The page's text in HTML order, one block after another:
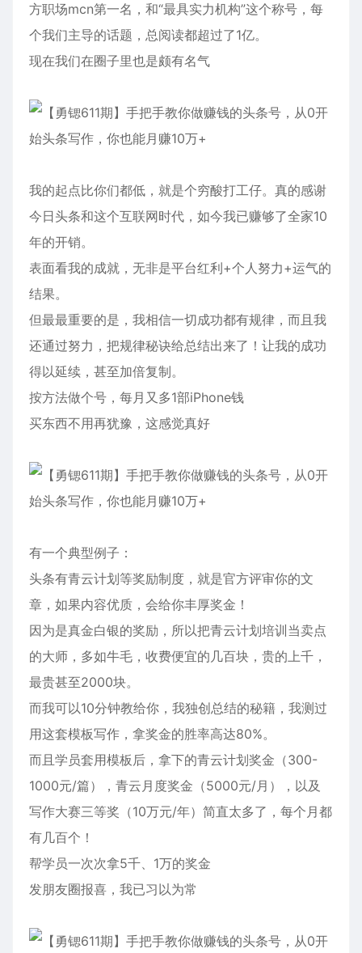
方职场mcn第一名，和“最具实力机构”这个称号，每
个我们主导的话题，总阅读都超过了1亿。
现在我们在圈子里也是颇有名气
我的起点比你们都低，就是个穷酸打工仔。真的感谢
今日头条和这个互联网时代，如今我已赚够了全家10
年的开销。
表面看我的成就，无非是平台红利+个人努力+运气的
结果。
但最最重要的是，我相信一切成功都有规律，而且我
还通过努力，把规律秘诀给总结出来了！让我的成功
得以延续，甚至加倍复制。
按方法做个号，每月又多1部iPhone钱
买东西不用再犹豫，这感觉真好
有一个典型例子：
头条有青云计划等奖励制度，就是官方评审你的文
章，如果内容优质，会给你丰厚奖金！
因为是真金白银的奖励，所以把青云计划培训当卖点
的大师，多如牛毛，收费便宜的几百块，贵的上千，
最贵甚至2000块。
而我可以10分钟教给你，我独创总结的秘籍，我测过
用这套模板写作，拿奖金的胜率高达80%。
而且学员套用模板后，拿下的青云计划奖金（300-
1000元/篇），青云月度奖金（5000元/月），以及
写作大赛三等奖（10万元/年）简直太多了，每个月都
有几百个！
帮学员一次次拿5千、1万的奖金
发朋友圈报喜，我已习以为常